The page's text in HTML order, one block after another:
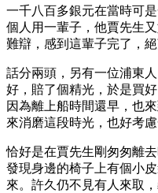
一千八百多銀元在當時可
個人用一輩子，他賈先生
難辯，感到這輩子完了，絕
話分兩頭，另有一位浦東
好，賠了個精光，於是買
因為離上船時間還早，也
來消磨這段時光，也好考
恰好是在賈先生剛匆匆離
發現身邊的椅子上有個小
來。許久仍不見有人來取